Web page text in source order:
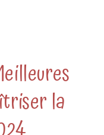
la